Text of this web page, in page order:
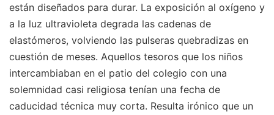
están diseñados para durar. La exposición al oxígeno y
a la luz ultravioleta degrada las cadenas de
elastómeros, volviendo las pulseras quebradizas en
cuestión de meses. Aquellos tesoros que los niños
intercambiaban en el patio del colegio con una
solemnidad casi religiosa tenían una fecha de
caducidad técnica muy corta. Resulta irónico que un